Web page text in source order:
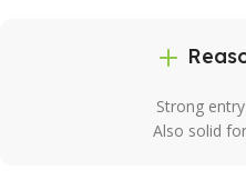
Strong
Also solid